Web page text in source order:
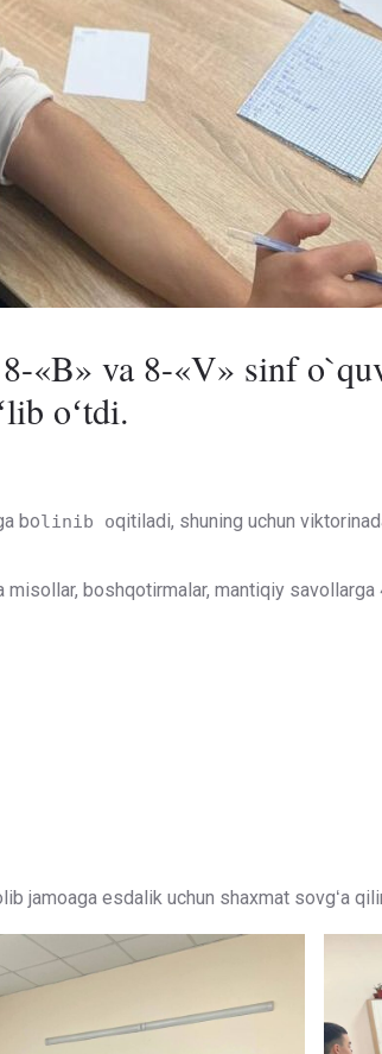
va 8-«V» sinf
oʻtdi.
bolinib oqitiladi, shuning uchun
boshqotirmalar, mantiqiy savollarga
jamoaga esdalik uchun shaxmat sovgʻa